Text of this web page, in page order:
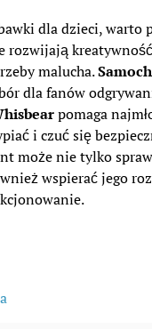
dla dzieci, warto
rozwijają
malucha.
dla fanów
pomaga
i czuć się
może nie tylko
wspierać jego